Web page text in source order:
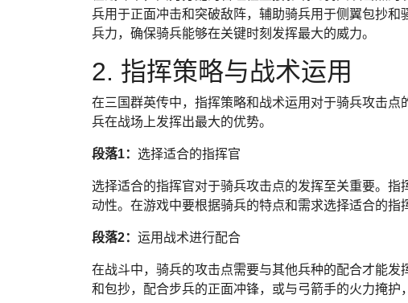
兵用于正面冲击和突破敌阵，辅助骑兵用于侧翼包抄
兵力，确保骑兵能够在关键时刻发挥最大的威力。
2. 指挥策略与战术运用
在三国群英传中，指挥策略和战术运用对于骑兵攻击
兵在战场上发挥出最大的优势。
段落1： 选择适合的指挥官
选择适合的指挥官对于骑兵攻击点的发挥至关重要。
动性。在游戏中要根据骑兵的特点和需求选择适合的指
段落2： 运用战术进行配合
在战斗中，骑兵的攻击点需要与其他兵种的配合才能
和包抄，配合步兵的正面冲锋，或与弓箭手的火力掩护